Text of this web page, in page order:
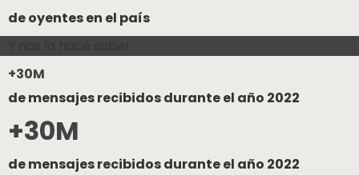
de oyentes en el país
+30M
de mensajes recibidos durante el año 2022
+30M
de mensajes recibidos durante el año 2022